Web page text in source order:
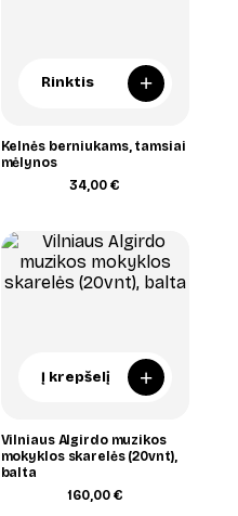
Rinktis +
Kelnės berniukams, tamsiai
mėlynos
34,00€
Į krepšelį +
Vilniaus Algirdo muzikos
mokyklos skarelės (20vnt),
balta
160,00 €